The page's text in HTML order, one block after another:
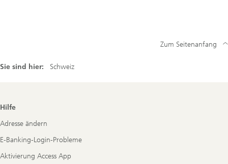
Sie sind hier: Schweiz
Zum Seitenanfang
Footer
Hilfe
Adresse ändern
E-Banking-Login-Probleme
Aktivierung Access App